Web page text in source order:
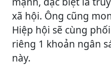
xã hội. Ông cũng
Hiệp hội sẽ cùng
riêng 1 khoản ngân
này.